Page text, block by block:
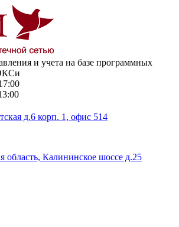
и учета на базе программных
д.6 корп. 1, офис 514
область, Калининское шоссе д.25